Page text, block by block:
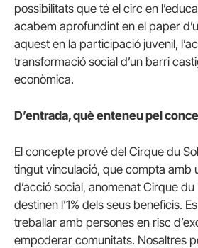
possibilitats que té el circ en
acabem aprofundint en el paper
aquest en la participació juvenil,
transformació social d’un barri
econòmica.
D’entrada, què enteneu pel
El concepte prové del Cirque du
tingut vinculació, que compta amb
d’acció social, anomenat Cirque
destinen l’1% dels seus beneficis.
treballar amb persones en risc
empoderar comunitats. Nosaltres